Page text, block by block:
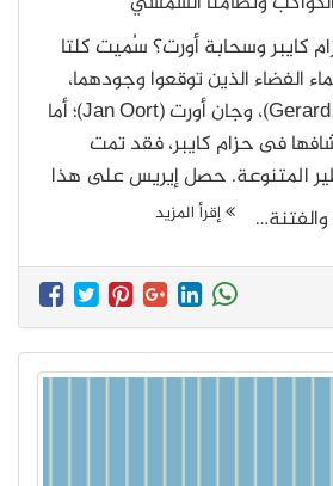
كايبر وسحابة أورت؟ سُميت كلتا
الفضاء الذين توقعوا وجودهما،
جيرارد كايبر (Gerard Kuiper)، وجان أورت (Jan Oort)؛ أما
فى حزام كايبر، فقد تمت
المتنوعة. حصل إيريس على هذا
إقرأ المزيد